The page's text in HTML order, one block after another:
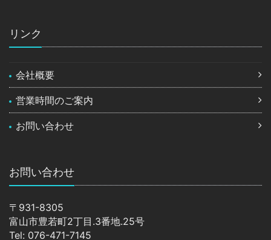
リンク
会社概要
営業時間のご案内
お問い合わせ
お問い合わせ
〒931-8305
富山市豊若町2丁目.3番地.25号
Tel: 076-471-7145